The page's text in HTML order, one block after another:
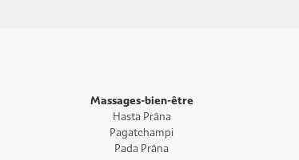
Massages-bien-être
Hasta Prâna
Pagatchampi
Pada Prâna